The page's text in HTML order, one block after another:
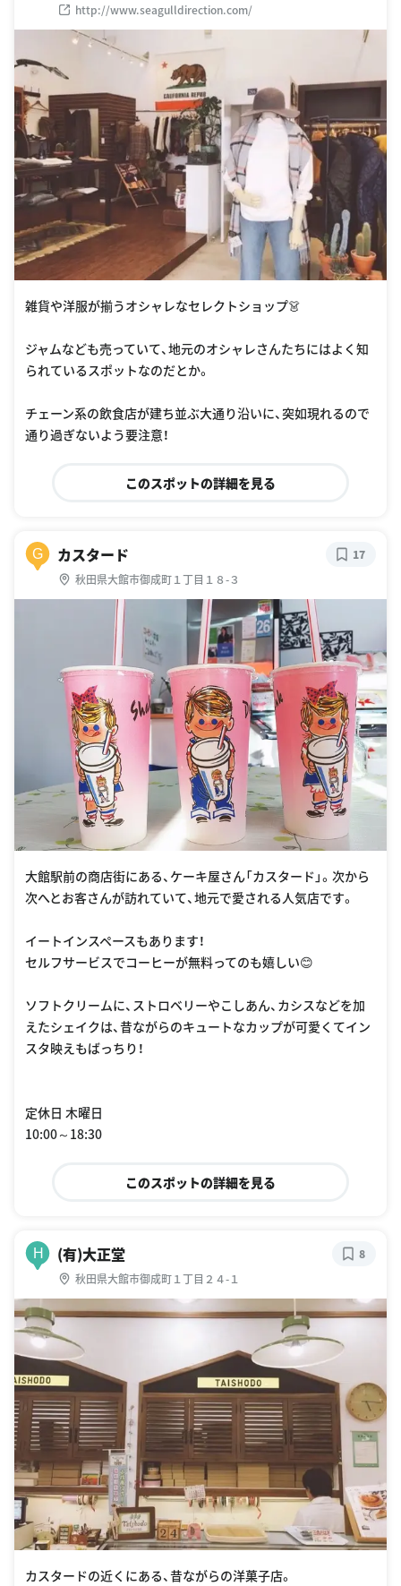
http://www.seagulldirection.com/
雑貨や洋服が揃うオシャレなセレクトショップ👗
ジャムなども売っていて、地元のオシャレさんたちにはよく知
られているスポットなのだとか。
チェーン系の飲食店が建ち並ぶ大通り沿いに、突如現れるので
通り過ぎないよう要注意！
このスポットの詳細を見る
G カスタード
秋田県大館市御成町１丁目１８-３
17
大館駅前の商店街にある、ケーキ屋さん「カスタード」。次から
次へとお客さんが訪れていて、地元で愛される人気店です。
イートインスペースもあります！
セルフサービスでコーヒーが無料ってのも嬉しい😊
ソフトクリームに、ストロベリーやこしあん、カシスなどを加
えたシェイクは、昔ながらのキュートなカップが可愛くてイン
スタ映えもばっちり！
定休日 木曜日
10:00～18:30
このスポットの詳細を見る
H (有)大正堂
秋田県大館市御成町１丁目２４-１
8
カスタードの近くにある、昔ながらの洋菓子店。